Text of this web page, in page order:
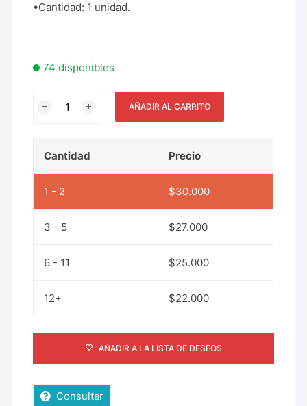
•Cantidad: 1 unidad.
74 disponibles
AÑADIR AL CARRITO
Cantidad Precio
1 - 2 $30.000
3 - 5 $27.000
6 - 11 $25.000
12+ $22.000
AÑADIR A LA LISTA DE DESEOS
Consultar